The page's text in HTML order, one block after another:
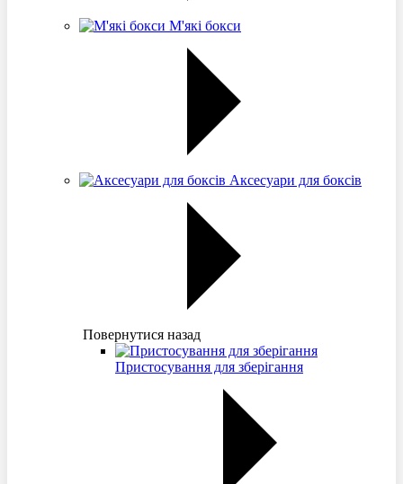
М'які бокси
Аксесуари для боксів
Повернутися назад
Пристосування для зберігання